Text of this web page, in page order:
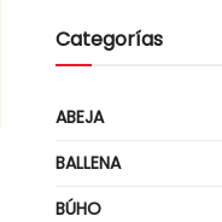
Categorías
ABEJA
BALLENA
BÚHO